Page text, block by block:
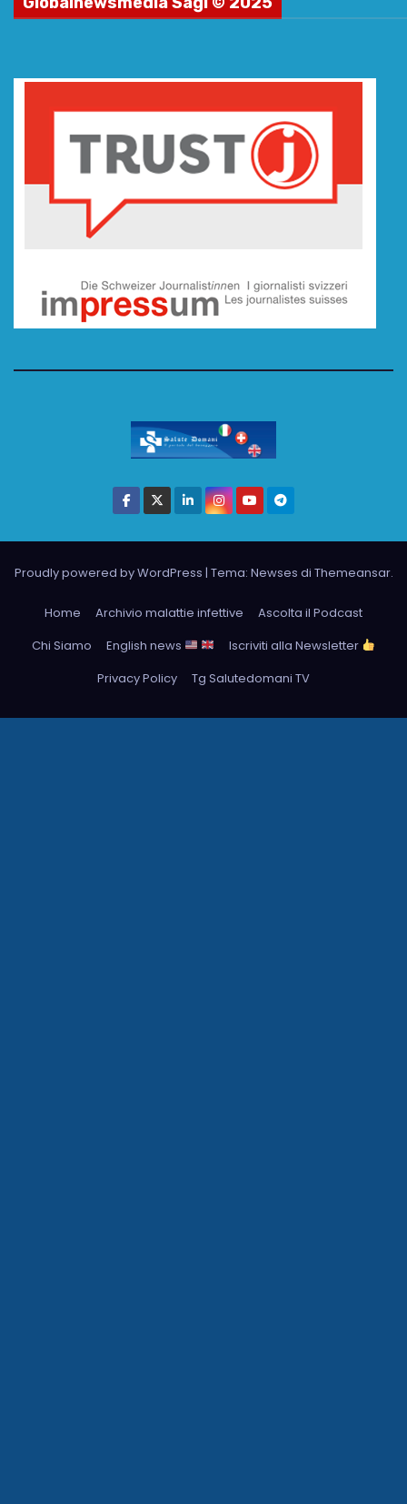
Proudly powered by WordPress | Tema: Newses di Themeansar.
Home Archivio malattie infettive
Ascolta il Podcast
Chi Siamo
English news
Iscriviti alla Newsletter
Privacy Policy
Tg Salutedomani TV